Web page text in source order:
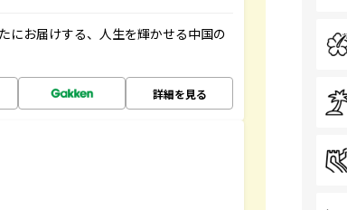
にお届けする、人生を輝かせる中国の
詳細を見る